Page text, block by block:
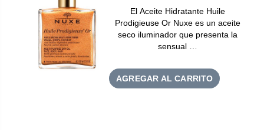
El Aceite Hidratante Huile
Prodigieuse Or Nuxe es un aceite
seco iluminador que presenta la
sensual …
AGREGAR AL CARRITO